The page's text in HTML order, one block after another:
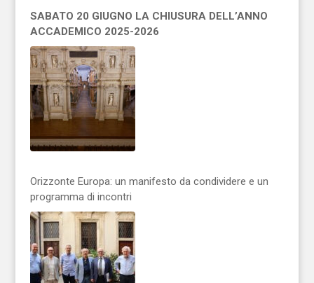
SABATO 20 GIUGNO LA CHIUSURA DELL’ANNO
ACCADEMICO 2025-2026
Orizzonte Europa: un manifesto da condividere e un
programma di incontri